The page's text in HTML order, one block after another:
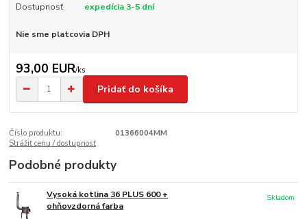
Dostupnosť expedícia 3-5 dní
Nie sme platcovia DPH
93,00 EUR/ks
Pridať do košíka
Číslo produktu:
01366004MM
Strážiť cenu / dostupnosť
Podobné produkty
Vysoká kotlina 36 PLUS 600 +
ohňovzdorná farba
Skladom